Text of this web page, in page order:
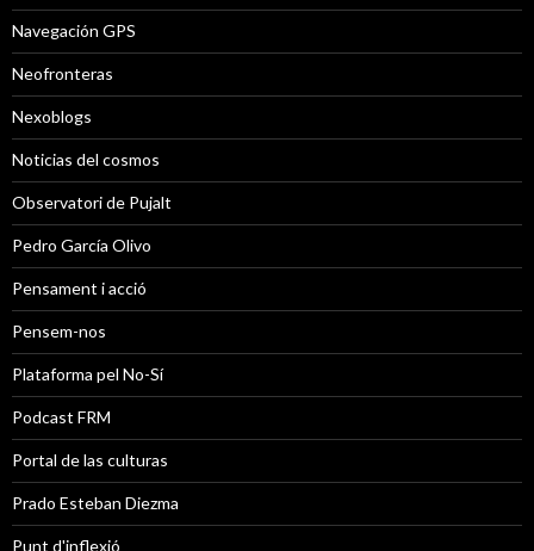
Navegación GPS
Neofronteras
Nexoblogs
Noticias del cosmos
Observatori de Pujalt
Pedro García Olivo
Pensament i acció
Pensem-nos
Plataforma pel No-Sí
Podcast FRM
Portal de las culturas
Prado Esteban Diezma
Punt d'inflexió